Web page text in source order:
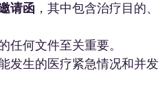
请函 ，其中包含治疗目的、
任何文件至关重要。
发生的医疗紧急情况和并发